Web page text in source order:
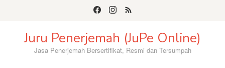
Juru Penerjemah (JuPe Online)
Jasa Penerjemah Bersertifikat, Resmi dan Tersumpah